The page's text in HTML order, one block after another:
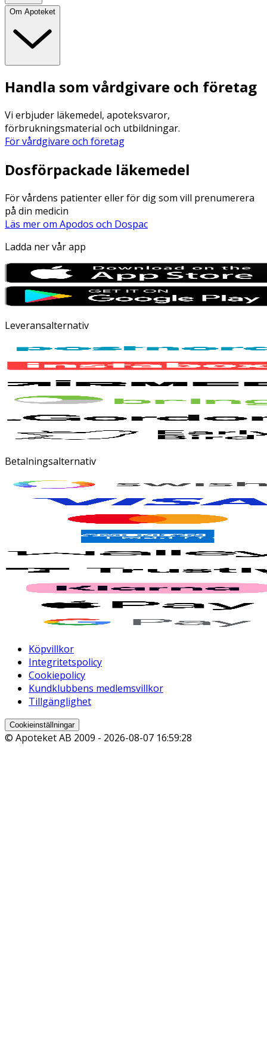
Om Apoteket
Handla som vårdgivare och företag
Vi erbjuder läkemedel, apoteksvaror,
förbrukningsmaterial och utbildningar.
För vårdgivare och företag
Dosförpackade läkemedel
För vårdens patienter eller för dig som vill prenumerera
på din medicin
Läs mer om Apodos och Dospac
Ladda ner vår app
Leveransalternativ
Betalningsalternativ
Köpvillkor
Integritetspolicy
Cookiepolicy
Kundklubbens medlemsvillkor
Tillgänglighet
Cookieinställningar
© Apoteket AB 2009 - 2026-08-07 16:59:28